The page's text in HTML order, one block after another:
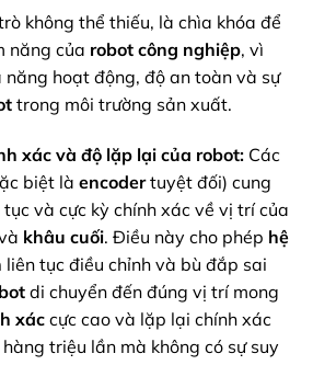
không thể thiếu, là chìa khóa để
năng của robot công nghiệp, vì
năng hoạt động, độ an toàn và sự
trong môi trường sản xuất.
xác và độ lặp lại của robot:Các
biệt là encodertuyệt đối) cung
và cực kỳ chính xác về vị trí của
khâu cuối. Điều này cho phép hệ
liên tục điều chỉnh và bù đắp sai
di chuyển đến đúng vị trí mong
xáccực cao và lặp lại chính xác
triệu lần mà không có sự suy